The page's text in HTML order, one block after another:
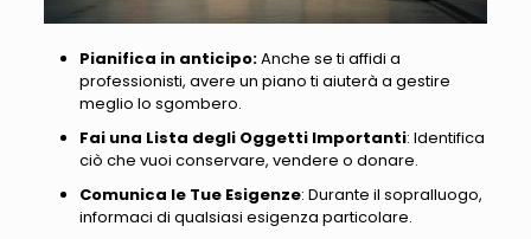
Pianifica in anticipo:Anche se ti affidi a
professionisti, avere un piano ti aiuterà a gestire
meglio lo sgombero.
Fai una Lista degli Oggetti Importanti: Identifica
ciò che vuoi conservare, vendere o donare.
Comunica le Tue Esigenze: Durante il sopralluogo,
informaci di qualsiasi esigenza particolare.